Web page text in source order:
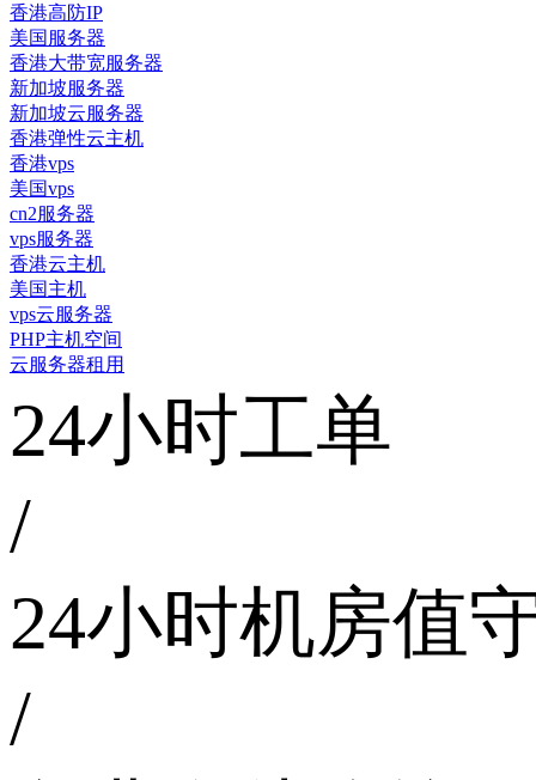
香港高防IP
美国服务器
香港大带宽服务器
新加坡服务器
新加坡云服务器
香港弹性云主机
香港vps
美国vps
cn2服务器
vps服务器
香港云主机
美国主机
vps云服务器
PHP主机空间
云服务器租用
24小时工单
/
24小时机房值
/